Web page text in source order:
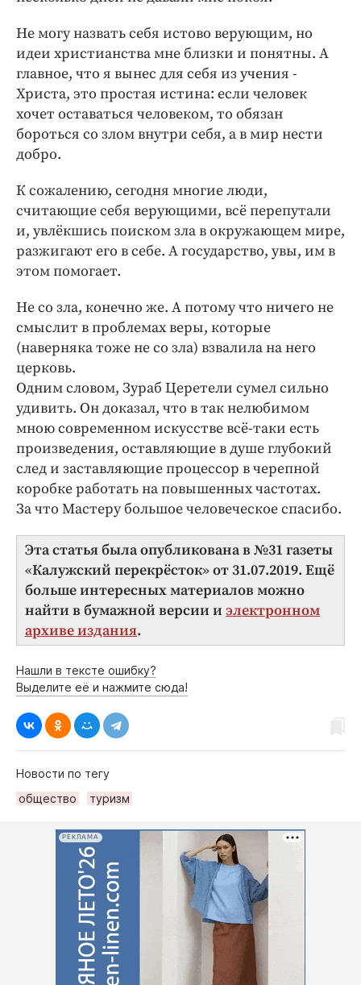
Не могу назвать себя истово верующим, но
идеи христианства мне близки и понятны. А
главное, что я вынес для себя из учения ­
Христа, это простая истина: если человек
хочет оставаться ­человеком, то обязан
бороться со злом внутри себя, а в мир нести
добро.
К сожалению, сегодня многие люди,
считающие себя верующими, всё перепутали
и, ­увлёкшись поиском зла в окружающем мире,
разжигают его в себе. А государство, увы, им в
этом помогает.
Не со зла, конечно же. А потому что ничего не
смыслит в проблемах веры, которые
(наверняка тоже не со зла) ­взвалила на него
церковь.
Одним словом, Зураб Церетели сумел сильно
удивить. Он доказал, что в так нелюбимом
мною современном искусстве всё-таки есть
произведения, оставляющие в душе глубокий
след и заставляющие процессор в черепной
коробке работать на повышенных частотах.
За что Мастеру большое человеческое спасибо.
Эта статья была опубликована в №31 газеты
«Калужский перекрёсток»от 31.07.2019. Ещё
больше интересных материалов можно
найти в бумажной версии и электронном
архиве издания.
Нашли в тексте ошибку?
Выделите её и нажмите сюда!
Новости по тегу
общество
туризм
РЕКЛАМА